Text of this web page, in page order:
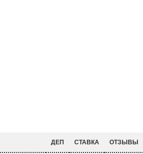
ДЕП СТАВКА ОТЗЫВЫ